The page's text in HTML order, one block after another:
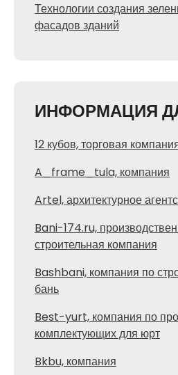
Технологии создания
фасадов зданий
ИНФОРМАЦИЯ
12 кубов, торговая
A_frame_tula, компания
Artel, архитектурное
Bani-174.ru,
строительная компания
Bashbani, компания по
бань
Best-yurt, компания по
комплектующих для юрт
Bkbu, компания